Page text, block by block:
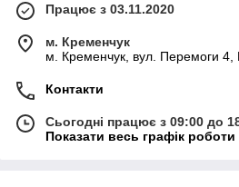
Працює з 03.11.2020
м. Кременчук
м. Кременчук, вул. Перемоги 4,
Контакти
Сьогодні працює з 09:00 до
Показати весь графік роботи